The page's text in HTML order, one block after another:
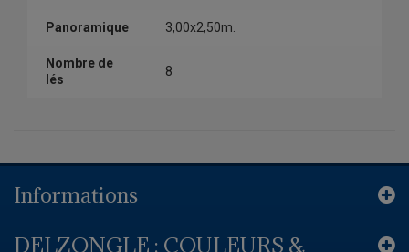
Panoramique 3,00x2,50m.
Nombre de
lés
8
Informations
DELZONGLE : COULEURS &